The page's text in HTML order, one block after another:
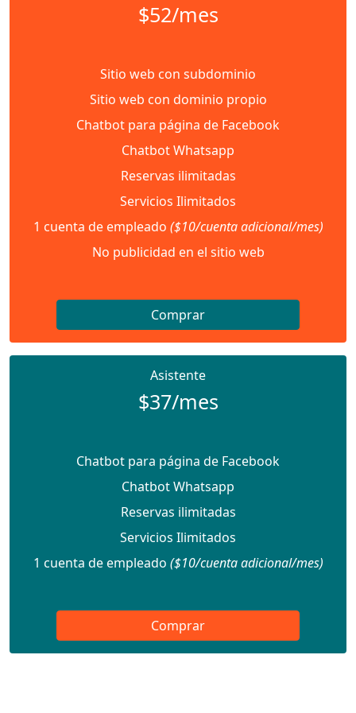
$52/mes
Sitio web con subdominio
Sitio web con dominio propio
Chatbot para página de Facebook
Chatbot Whatsapp
Reservas ilimitadas
Servicios Ilimitados
1 cuenta de empleado ($10/cuenta adicional/mes)
No publicidad en el sitio web
Comprar
Asistente
$37/mes
Chatbot para página de Facebook
Chatbot Whatsapp
Reservas ilimitadas
Servicios Ilimitados
1 cuenta de empleado ($10/cuenta adicional/mes)
Comprar